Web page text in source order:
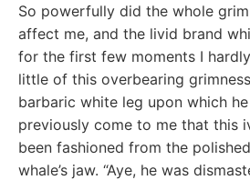
So powerfully did the whole
affect me, and the livid brand
for the first few moments I
little of this overbearing
barbaric white leg upon which
previously come to me that this
been fashioned from the
whale’s jaw. “Aye, he was